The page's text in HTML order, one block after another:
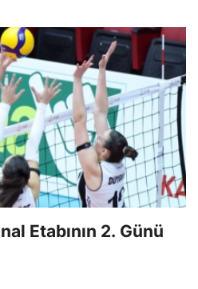
Etabının 2. Günü